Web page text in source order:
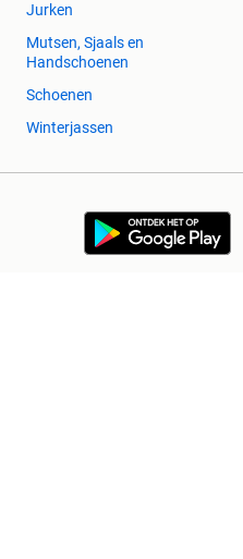
Jurken
Mutsen, Sjaals en
Handschoenen
Schoenen
Winterjassen